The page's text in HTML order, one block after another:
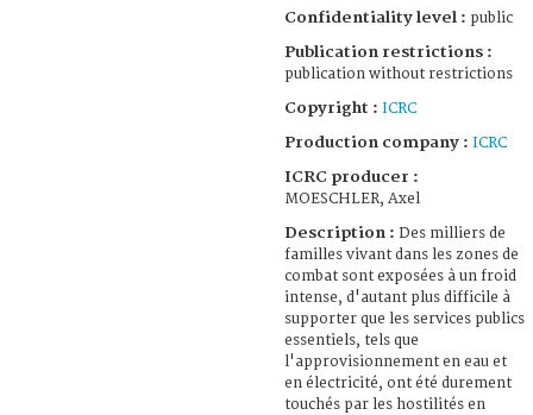
Confidentiality level : public
Publication restrictions :
publication without restrictions
Copyright : ICRC
Production company : ICRC
ICRC producer :
MOESCHLER, Axel
Description : Des milliers de
familles vivant dans les zones de
combat sont exposées à un froid
intense, d'autant plus difficile à
supporter que les services publics
essentiels, tels que
l'approvisionnement en eau et
en électricité, ont été durement
touchés par les hostilités en